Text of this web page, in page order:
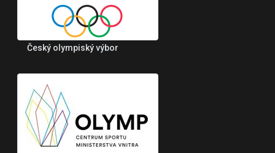
Český olympiský výbor